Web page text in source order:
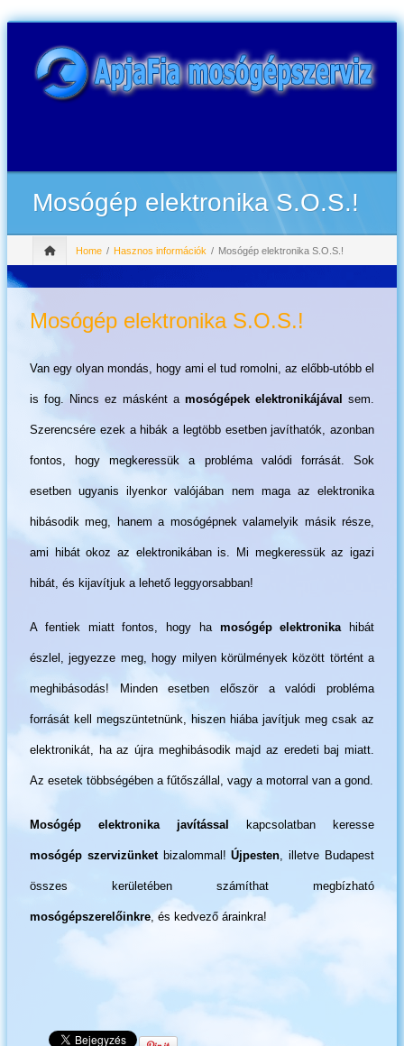
Mosógép elektronika S.O.S.!
Home Hasznos információk Mosógép elektronika S.O.S.!
Mosógép elektronika S.O.S.!
Van egy olyan mondás, hogy ami el tud romolni, az előbb-utóbb el
is fog. Nincs ez másként a mosógépek elektronikájával sem.
Szerencsére ezek a hibák a legtöbb esetben javíthatók, azonban
fontos, hogy megkeressük a probléma valódi forrását. Sok
esetben ugyanis ilyenkor valójában nem maga az elektronika
hibásodik meg, hanem a mosógépnek valamelyik másik része,
ami hibát okoz az elektronikában is. Mi megkeressük az igazi
hibát, és kijavítjuk a lehető leggyorsabban!
A fentiek miatt fontos, hogy ha mosógép elektronika hibát
észlel, jegyezze meg, hogy milyen körülmények között történt a
meghibásodás! Minden esetben először a valódi probléma
forrását kell megszüntetnünk, hiszen hiába javítjuk meg csak az
elektronikát, ha az újra meghibásodik majd az eredeti baj miatt.
Az esetek többségében a fűtőszállal, vagy a motorral van a gond.
Mosógép elektronika javítással kapcsolatban keresse
mosógép szervizünketbizalommal!Újpesten , illetve Budapest
összes kerületében számíthat megbízható
mosógépszerelőinkre, és kedvező árainkra!